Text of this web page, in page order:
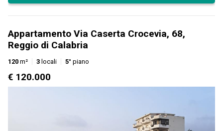
Appartamento Via Caserta Crocevia, 68,
Reggio di Calabria
120 m² 3 locali 5° piano
€ 120.000